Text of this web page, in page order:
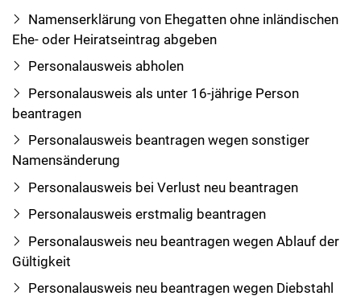
Namenserklärung von Ehegatten ohne inländischen
Ehe- oder Heiratseintrag abgeben
Personalausweis abholen
Personalausweis als unter 16-jährige Person
beantragen
Personalausweis beantragen wegen sonstiger
Namensänderung
Personalausweis bei Verlust neu beantragen
Personalausweis erstmalig beantragen
Personalausweis neu beantragen wegen Ablauf der
Gültigkeit
Personalausweis neu beantragen wegen Diebstahl